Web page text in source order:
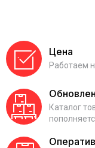
Цена
Работаем
Каталог